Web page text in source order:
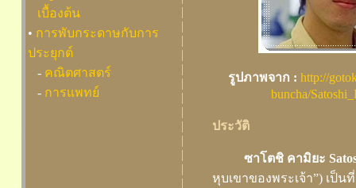
เบื้องต้น
• การพับกระดาษกับการ
ประยุกต์
- คณิตศาสตร์
- การแพทย์
|
|
|
|
|
|
|
|
|
|
|
|
|
รูปภาพจาก : http://
buncha/
ประวัติ
ซาโตชิ คามิยะ
หุบเขาของพระเจ้า”) เป็น